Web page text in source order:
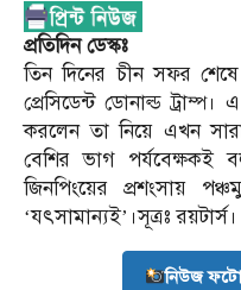
প্রতিদিন ডেস্কঃ
তিন দিনের চীন সফর
প্রেসিডেন্ট ডোনাল্ড
করলেন তা নিয়ে এখন
বেশির ভাগ পর্যবেক্ষকই
জিনপিংয়ের প্রশংসায়
‘যৎসামান্যই’।সূত্রঃ রয়টার্স।
নিউজ